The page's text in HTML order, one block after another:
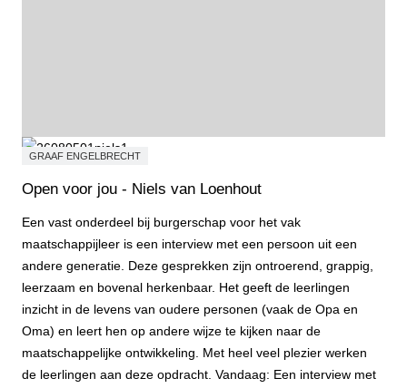
GRAAF ENGELBRECHT
Open voor jou - Niels van Loenhout
Een vast onderdeel bij burgerschap voor het vak
maatschappijleer is een interview met een persoon uit een
andere generatie. Deze gesprekken zijn ontroerend, grappig,
leerzaam en bovenal herkenbaar. Het geeft de leerlingen
inzicht in de levens van oudere personen (vaak de Opa en
Oma) en leert hen op andere wijze te kijken naar de
maatschappelijke ontwikkeling. Met heel veel plezier werken
de leerlingen aan deze opdracht. Vandaag: Een interview met